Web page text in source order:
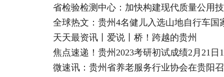
省检验检测中心：加快构建现代质量公用
全球热文：贵州4名健儿入选山地自行车国
天天最资讯丨爱说丨桥！跨越的贵州
焦点速递！贵州2023考研初试成绩2月21日
微速讯：贵州省养老服务行业协会在贵阳